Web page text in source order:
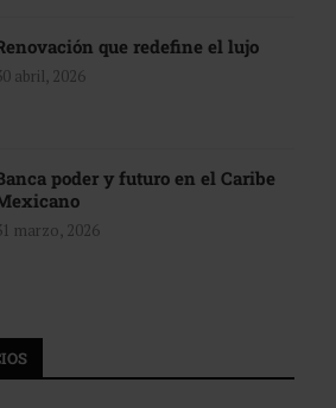
que redefine el lujo
abril, 2026
poder y futuro en el Caribe
marzo, 2026